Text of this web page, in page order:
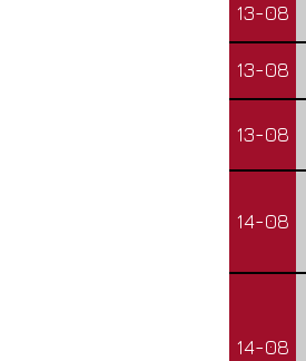
13-08
13-08
13-08
14-08
14-08